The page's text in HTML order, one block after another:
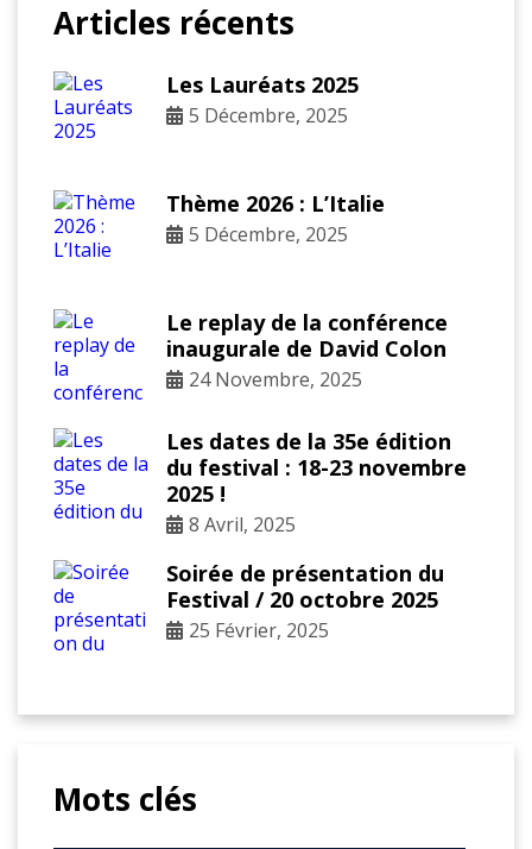
Articles récents
Les Lauréats 2025
5 Décembre, 2025
Thème 2026 : L’Italie
5 Décembre, 2025
Le replay de la conférence
inaugurale de David Colon
24 Novembre, 2025
Les dates de la 35e édition
du festival : 18-23 novembre
2025 !
8 Avril, 2025
Soirée de présentation du
Festival / 20 octobre 2025
25 Février, 2025
Mots clés